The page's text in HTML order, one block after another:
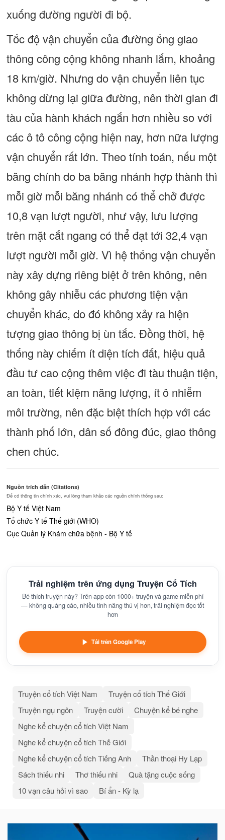
xuống đường người đi bộ.
Tốc độ vận chuyển của đường ống giao
thông công cộng không nhanh lắm, khoảng
18 km/giờ. Nhưng do vận chuyển liên tục
không dừng lại giữa đường, nên thời gian đi
tàu của hành khách ngắn hơn nhiều so với
các ô tô công cộng hiện nay, hơn nữa lượng
vận chuyển rất lớn. Theo tính toán, nếu một
băng chính do ba băng nhánh hợp thành thì
mỗi giờ mỗi băng nhánh có thể chở được
10,8 vạn lượt người, như vậy, lưu lượng
trên mặt cắt ngang có thể đạt tới 32,4 vạn
lượt người mỗi giờ. Vì hệ thống vận chuyển
này xây dựng riêng biệt ở trên không, nên
không gây nhiễu các phương tiện vận
chuyển khác, do đó không xảy ra hiện
tượng giao thông bị ùn tắc. Đồng thời, hệ
thống này chiếm ít diện tích đất, hiệu quả
đầu tư cao cộng thêm việc đi tàu thuận tiện,
an toàn, tiết kiệm năng lượng, ít ô nhiễm
môi trường, nên đặc biệt thích hợp với các
thành phố lớn, dân số đông đúc, giao thông
chen chúc.
Nguồn trích dẫn (Citations)
Để có thông tin chính xác, vui lòng tham khảo các nguồn chính thống sau:
Bộ Y tế Việt Nam
Tổ chức Y tế Thế giới (WHO)
Cục Quản lý Khám chữa bệnh - Bộ Y tế
Trải nghiệm trên ứng dụng Truyện Cổ Tích
Bé thích truyện này? Trên app còn 1000+ truyện và game miễn phí
— không quảng cáo, nhiều tính năng thú vị hơn, trải nghiệm đọc tốt
hơn
Tải trên Google Play
Truyện cổ tích Việt Nam
Truyện cổ tích Thế Giới
Truyện ngụ ngôn
Truyện cười
Chuyện kể bé nghe
Nghe kể chuyện cổ tích Việt Nam
Nghe kể chuyện cổ tích Thế Giới
Nghe kể chuyện cổ tích Tiếng Anh
Thần thoại Hy Lạp
Sách thiếu nhi
Thơ thiếu nhi
Quà tặng cuộc sống
10 vạn câu hỏi vì sao
Bí ẩn - Kỳ lạ
Bài